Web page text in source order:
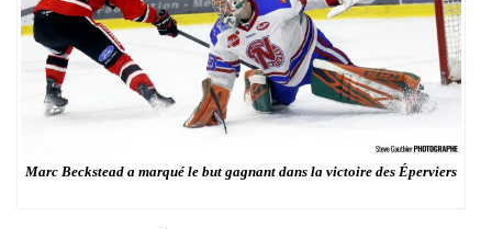
Marc Beckstead a marqué le but gagnant dans la victoire des Éperviers